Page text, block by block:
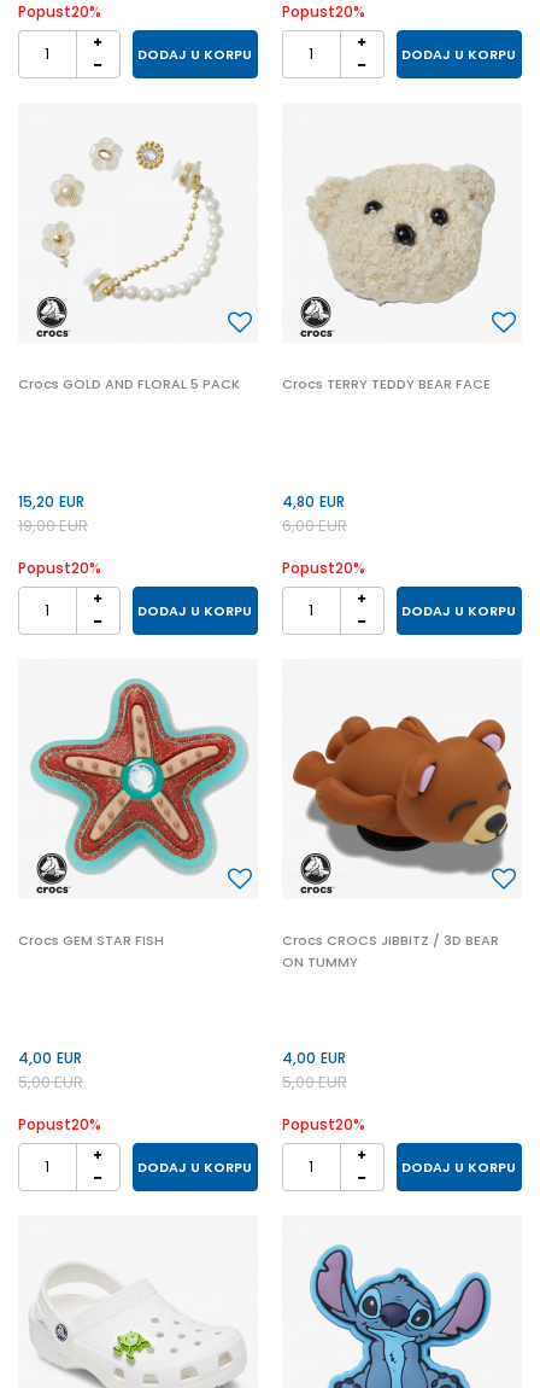
Popust20%
DODAJ U KORPU
Popust20%
DODAJ U KORPU
Crocs GOLD AND FLORAL 5 PACK
15,20 EUR
19,00EUR
Popust20%
DODAJ U KORPU
Crocs TERRY TEDDY BEAR FACE
4,80 EUR
6,00EUR
Popust20%
DODAJ U KORPU
Crocs GEM STAR FISH
4,00 EUR
5,00EUR
Popust20%
DODAJ U KORPU
Crocs CROCS JIBBITZ / 3D BEAR
ON TUMMY
4,00 EUR
5,00EUR
Popust20%
DODAJ U KORPU